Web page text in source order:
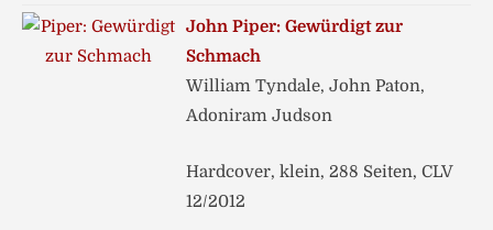
John Piper: Gewürdigt zur
Schmach
William Tyndale, John Paton,
Adoniram Judson
Hardcover, klein, 288 Seiten, CLV
12/2012